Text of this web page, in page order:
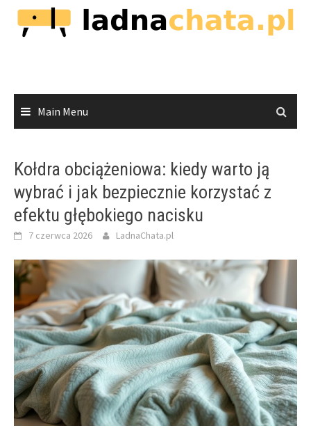
Skip
content
Main Menu
Kołdra obciążeniowa: kiedy warto ją
wybrać i jak bezpiecznie korzystać z
efektu głębokiego nacisku
7 czerwca 2026 LadnaChata.pl